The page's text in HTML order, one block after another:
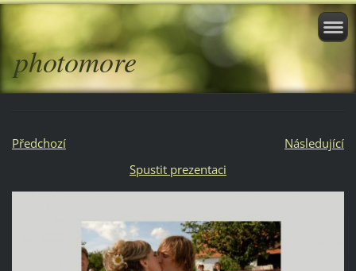
photomore
Předchozí
Následující
Spustit prezentaci